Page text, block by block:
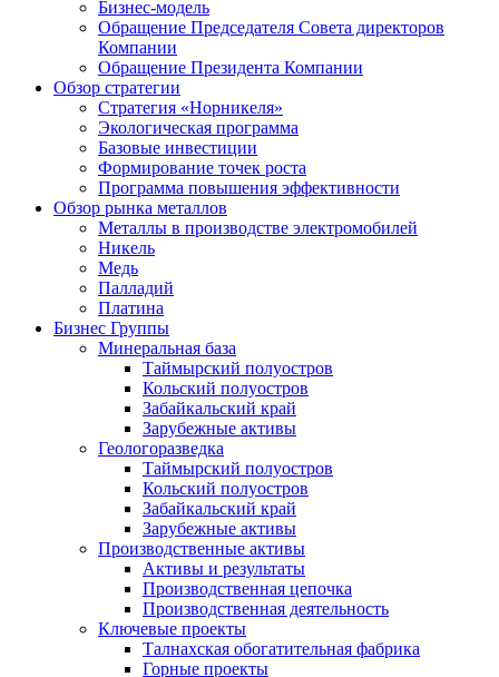
Бизнес-модель
Обращение Председателя Совета директоров
Компании
Обращение Президента Компании
Обзор стратегии
Стратегия «Норникеля»
Экологическая программа
Базовые инвестиции
Формирование точек роста
Программа повышения эффективности
Обзор рынка металлов
Металлы в производстве электромобилей
Никель
Медь
Палладий
Платина
Бизнес Группы
Минеральная база
Таймырский полуостров
Кольский полуостров
Забайкальский край
Зарубежные активы
Геологоразведка
Таймырский полуостров
Кольский полуостров
Забайкальский край
Зарубежные активы
Производственные активы
Активы и результаты
Производственная цепочка
Производственная деятельность
Ключевые проекты
Талнахская обогатительная фабрика
Горные проекты